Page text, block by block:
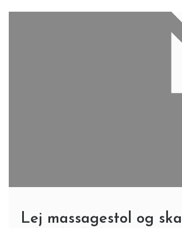
Lej massagestol og